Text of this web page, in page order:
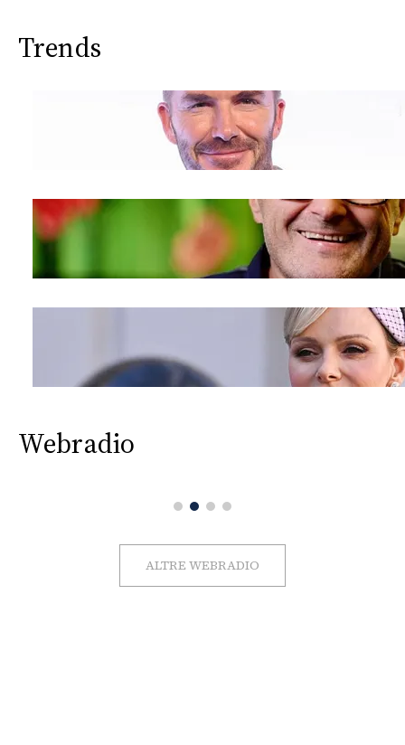
Trends
Webradio
ALTRE WEBRADIO